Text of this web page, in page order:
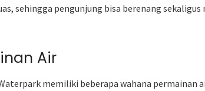
sehingga pengunjung bisa berenang sekaligus
Air
memiliki beberapa wahana permainan